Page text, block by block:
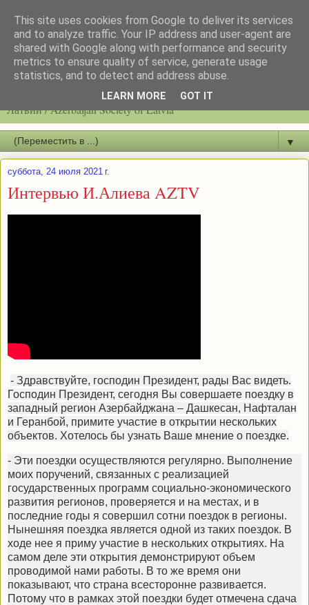
Latvijas azerbaidžāņu biedrību / Общество азербайджанцев
Латвии / Azerbaijan Society of Latvia
▼
суббота, 24 июля 2021 г.
Интервью И.Алиева AZTV
- Здравствуйте, господин Президент, рады Вас видеть.
Господин Президент, сегодня Вы совершаете поездку в
западный регион Азербайджана – Дашкесан, Нафталан
и Геранбой, примите участие в открытии нескольких
объектов. Хотелось бы узнать Ваше мнение о поездке.
- Эти поездки осуществляются регулярно. Выполнение
моих поручений, связанных с реализацией
государственных программ социально-экономического
развития регионов, проверяется и на местах, и в
последние годы я совершил сотни поездок в регионы.
Нынешняя поездка является одной из таких поездок. В
ходе нее я приму участие в нескольких открытиях. На
самом деле эти открытия демонстрируют объем
проводимой нами работы. В то же время они
показывают, что страна всесторонне развивается.
Потому что в рамках этой поездки будет отмечена сдача
This site uses cookies from Google to deliver its services
and to analyze traffic. Your IP address and user-agent are
shared with Google along with performance and security
metrics to ensure quality of service, generate usage
statistics, and to detect and address abuse.
LEARN MORE GOT IT